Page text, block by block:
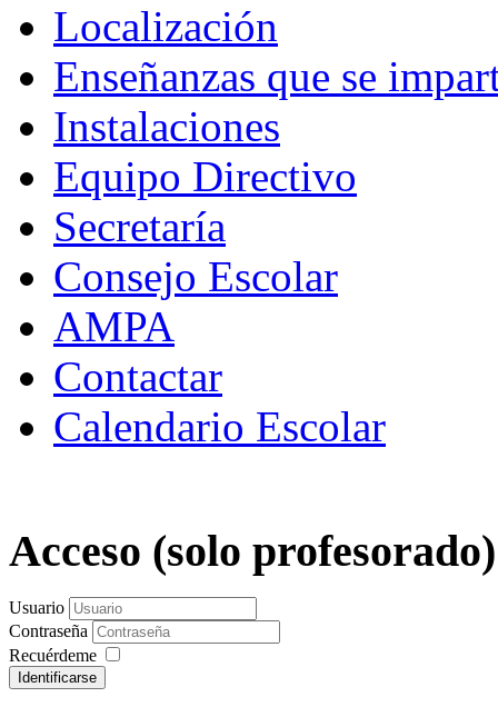
Localización
Enseñanzas que se
Instalaciones
Equipo Directivo
Secretaría
Consejo Escolar
AMPA
Contactar
Calendario Escolar
Acceso (solo
Usuario
Contraseña
Recuérdeme
Identificarse